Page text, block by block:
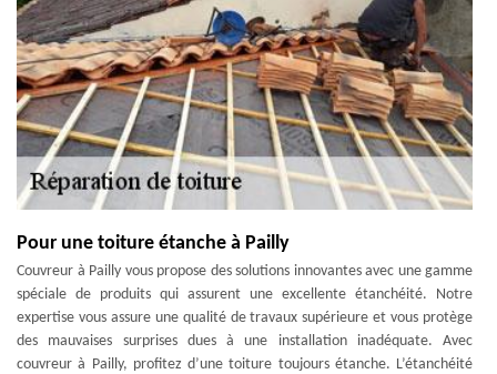
Pour une toiture étanche à Pailly
Couvreur à Pailly vous propose des solutions innovantes avec une gamme
spéciale de produits qui assurent une excellente étanchéité. Notre
expertise vous assure une qualité de travaux supérieure et vous protège
des mauvaises surprises dues à une installation inadéquate. Avec
couvreur à Pailly, profitez d’une toiture toujours étanche. L’étanchéité